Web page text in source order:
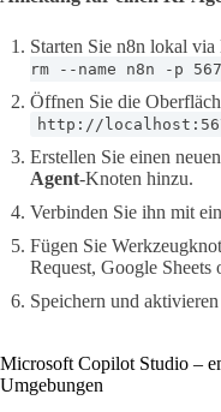
Starten Sie n8n lokal via
rm --name n8n -p
Öffnen Sie die
http://
Erstellen Sie einen
Agent-Knoten hinzu.
Verbinden Sie ihn mit
Fügen Sie
Request, Google
Speichern und
Microsoft Copilot Studio –
Umgebungen